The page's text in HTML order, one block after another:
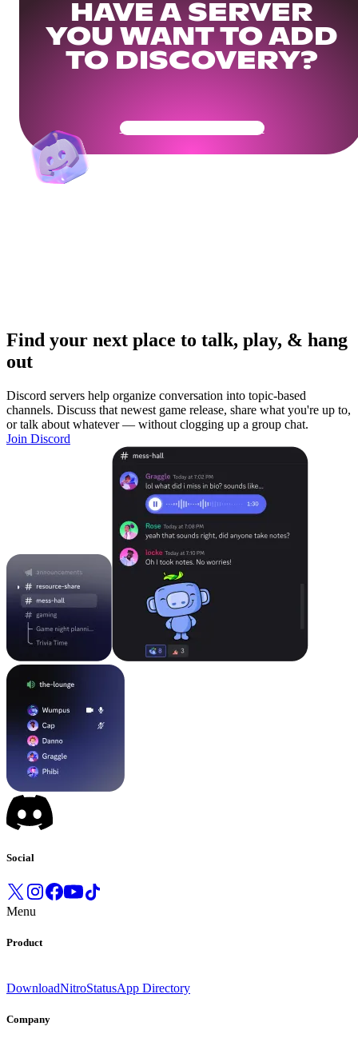
HAVE A SERVER
YOU WANT TO ADD
TO DISCOVERY?
Get Your Community Ready
Find your next place to talk, play, & hang
out
Discord servers help organize conversation into topic-based
channels. Discuss that newest game release, share what you're up to,
or talk about whatever — without clogging up a group chat.
Join Discord
Social
Menu
Product
DownloadNitroStatusApp Directory
Company